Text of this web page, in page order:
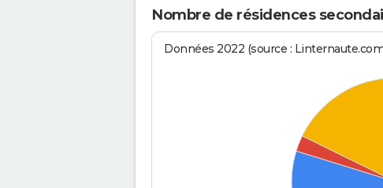
Nombre de résidences
Données 2022 (source :